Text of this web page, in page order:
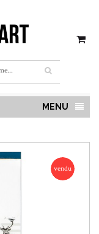
MENU
vendu